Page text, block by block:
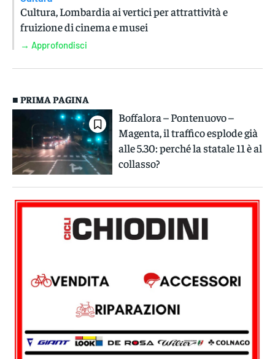
Cultura, Lombardia ai vertici per attrattività e
fruizione di cinema e musei
→ Approfondisci
■ PRIMA PAGINA
Boffalora – Pontenuovo –
Magenta, il traffico esplode già
alle 5.30: perché la statale 11 è al
collasso?